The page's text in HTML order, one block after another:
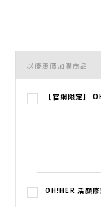
以優惠價加購商品
【官網限定】
OH!HER 活顏修